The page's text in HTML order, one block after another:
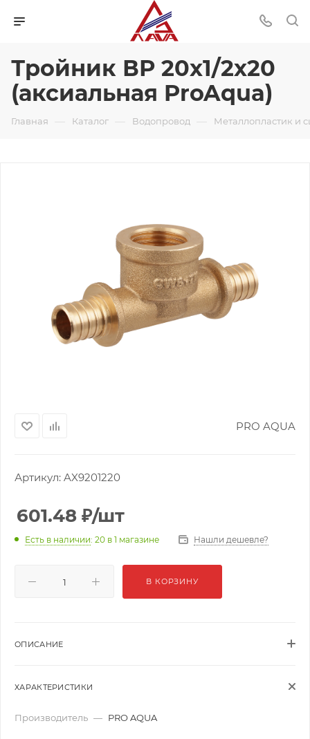
Тройник ВР 20x1/2x20
(аксиальная ProAqua)
Главная — Каталог — Водопровод — Металлопластик и
PRO AQUA
Артикул: AX9201220
601.48 ₽/шт
Есть в наличии: 20 в 1 магазине Нашли дешевле?
В КОРЗИНУ
ОПИСАНИЕ
ХАРАКТЕРИСТИКИ
Производитель — PRO AQUA